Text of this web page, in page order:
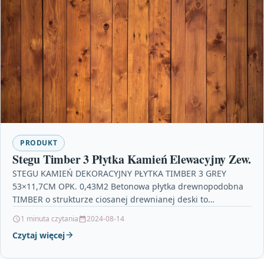
PRODUKT
Stegu Timber 3 Płytka Kamień Elewacyjny Zew.
STEGU KAMIEŃ DEKORACYJNY PŁYTKA TIMBER 3 GREY
53×11,7CM OPK. 0,43M2 Betonowa płytka drewnopodobna
TIMBER o strukturze ciosanej drewnianej deski to
1 minuta czytania 2024-08-14
Czytaj więcej